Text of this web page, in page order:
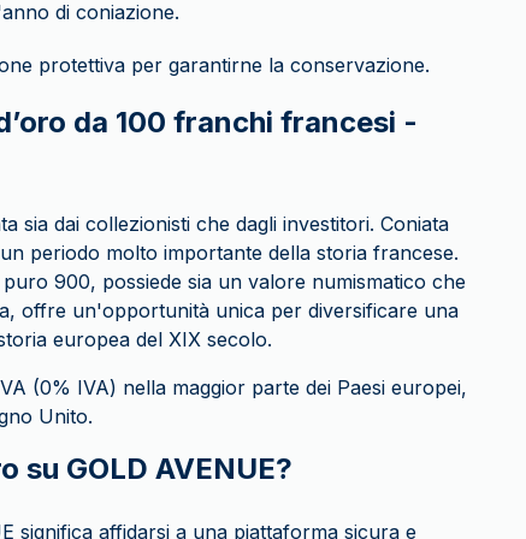
di coniazione.
protettiva per garantirne la conservazione.
da 100 franchi francesi -
sia dai collezionisti che dagli investitori. Coniata
periodo molto importante della storia francese.
900, possiede sia un valore numismatico che
offre un'opportunità unica per diversificare una
europea del XIX secolo.
(0% IVA) nella maggior parte dei Paesi europei,
Unito.
su GOLD AVENUE?
significa affidarsi a una piattaforma sicura e